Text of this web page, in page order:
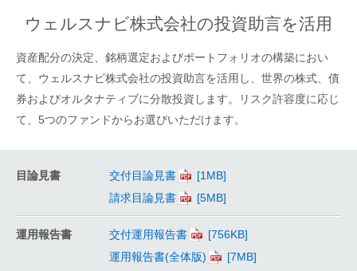
ウェルスナビ株式会社の投資助言を活用
資産配分の決定、銘柄選定およびポートフォリオの構築におい
て、ウェルスナビ株式会社の投資助言を活用し、世界の株式、債
券およびオルタナティブに分散投資します。リスク許容度に応じ
て、5つのファンドからお選びいただけます。
目論見書
交付目論見書
請求目論見書
運用報告書
交付運用報告書
運用報告書(全体版)